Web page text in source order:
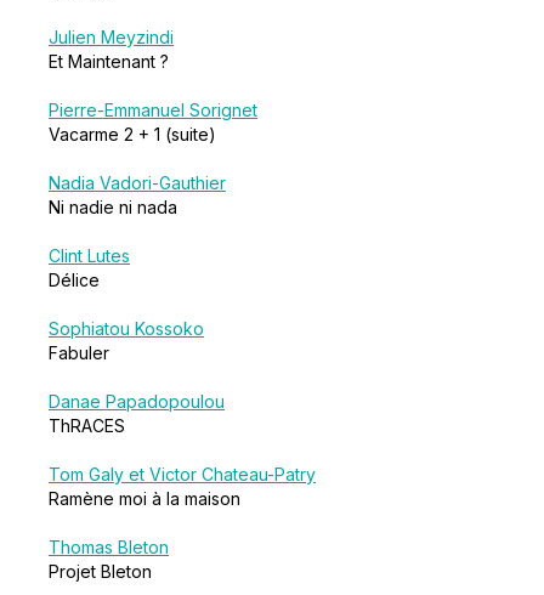
Julien Meyzindi
Et Maintenant ?
Pierre-Emmanuel Sorignet
Vacarme 2 + 1 (suite)
Nadia Vadori-Gauthier
Ni nadie ni nada
Clint Lutes
Délice
Sophiatou Kossoko
Fabuler
Danae Papadopoulou
ThRACES
Tom Galy et Victor Chateau-Patry
Ramène moi à la maison
Thomas Bleton
Projet Bleton